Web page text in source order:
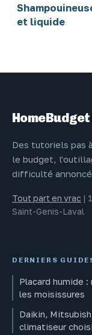
et liquide
Des tutoriels pas
le budget,
difficulté
Tout part en vrac |
Saint-Genis-Laval
DERNIERS
Placard humide
les moisissures
Daikin,
climatiseur